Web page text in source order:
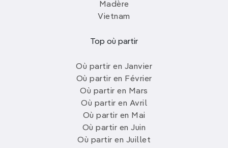
Madère
Vietnam
Top où partir
Où partir en Janvier
Où partir en Février
Où partir en Mars
Où partir en Avril
Où partir en Mai
Où partir en Juin
Où partir en Juillet